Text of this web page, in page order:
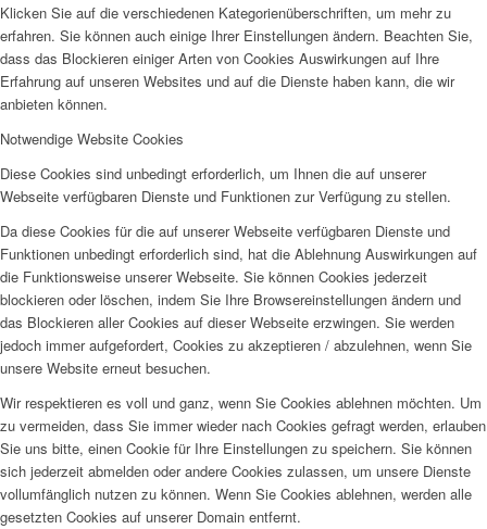
Klicken Sie auf die verschiedenen Kategorienüberschriften, um mehr zu
erfahren. Sie können auch einige Ihrer Einstellungen ändern. Beachten Sie,
dass das Blockieren einiger Arten von Cookies Auswirkungen auf Ihre
Erfahrung auf unseren Websites und auf die Dienste haben kann, die wir
anbieten können.
Notwendige Website Cookies
Diese Cookies sind unbedingt erforderlich, um Ihnen die auf unserer
Webseite verfügbaren Dienste und Funktionen zur Verfügung zu stellen.
Da diese Cookies für die auf unserer Webseite verfügbaren Dienste und
Funktionen unbedingt erforderlich sind, hat die Ablehnung Auswirkungen auf
die Funktionsweise unserer Webseite. Sie können Cookies jederzeit
blockieren oder löschen, indem Sie Ihre Browsereinstellungen ändern und
das Blockieren aller Cookies auf dieser Webseite erzwingen. Sie werden
jedoch immer aufgefordert, Cookies zu akzeptieren / abzulehnen, wenn Sie
unsere Website erneut besuchen.
Wir respektieren es voll und ganz, wenn Sie Cookies ablehnen möchten. Um
zu vermeiden, dass Sie immer wieder nach Cookies gefragt werden, erlauben
Sie uns bitte, einen Cookie für Ihre Einstellungen zu speichern. Sie können
sich jederzeit abmelden oder andere Cookies zulassen, um unsere Dienste
vollumfänglich nutzen zu können. Wenn Sie Cookies ablehnen, werden alle
gesetzten Cookies auf unserer Domain entfernt.